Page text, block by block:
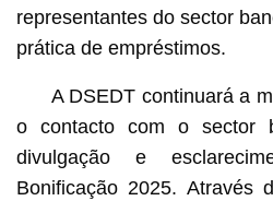
representantes do sector
prática de empréstimos.
A DSEDT continuará a
o contacto com o sector
divulgação e
Bonificação 2025. Através